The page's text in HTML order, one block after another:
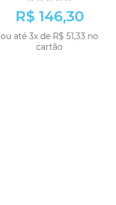
R$ 146,30
ou até 3x de R$ 51,33 no
cartão